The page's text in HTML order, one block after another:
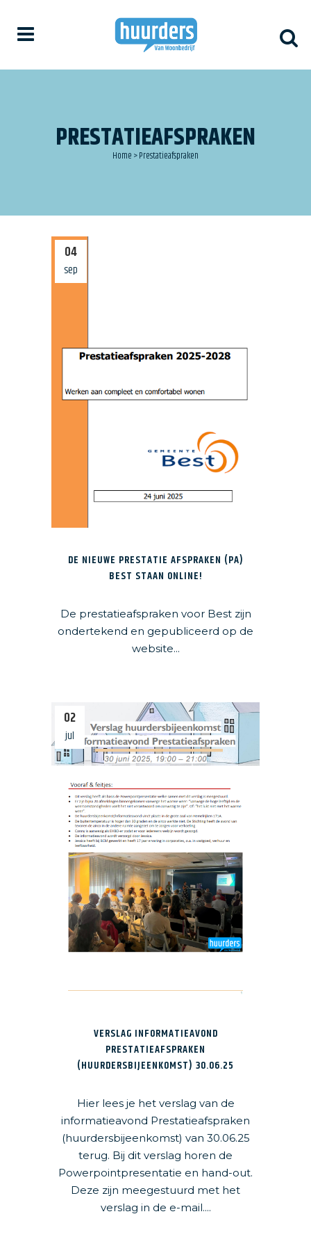
PRESTATIEAFSPRAKEN
Home >Prestatieafspraken
04
sep
DE NIEUWE PRESTATIE AFSPRAKEN (PA)
BEST STAAN ONLINE!
De prestatieafspraken voor Best zijn
ondertekend en gepubliceerd op de
website...
02
jul
VERSLAG INFORMATIEAVOND
PRESTATIEAFSPRAKEN
(HUURDERSBIJEENKOMST) 30.06.25
Hier lees je het verslag van de
informatieavond Prestatieafspraken
(huurdersbijeenkomst) van 30.06.25
terug. Bij dit verslag horen de
Powerpointpresentatie en hand-out.
Deze zijn meegestuurd met het
verslag in de e-mail....